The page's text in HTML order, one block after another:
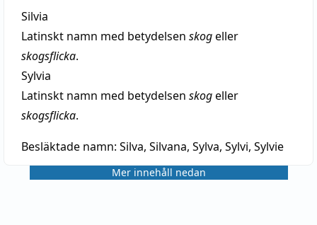
Silvia
Latinskt namn med betydelsen skogeller
skogsflicka.
Sylvia
Latinskt namn med betydelsen skogeller
skogsflicka.
Besläktade namn: Silva, Silvana, Sylva, Sylvi, Sylvie
Mer innehåll nedan